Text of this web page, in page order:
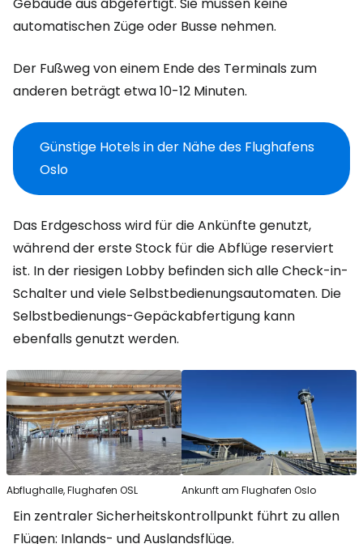
automatischen Züge oder Busse nehmen.
Der Fußweg von einem Ende des Terminals zum
anderen beträgt etwa 10-12 Minuten.
Günstige Hotels in der Nähe des Flughafens
Oslo
Das Erdgeschoss wird für die Ankünfte genutzt,
während der erste Stock für die Abflüge reserviert
ist. In der riesigen Lobby befinden sich alle Check-in-
Schalter und viele Selbstbedienungsautomaten. Die
Selbstbedienungs-Gepäckabfertigung kann
ebenfalls genutzt werden.
Abflughalle, Flughafen OSL Ankunft am Flughafen Oslo
Ein zentraler Sicherheitskontrollpunkt führt zu allen
Flügen: Inlands- und Auslandsflüge.